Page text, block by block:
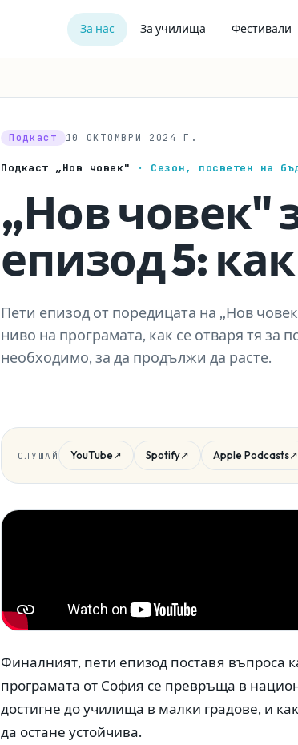
За нас За училища Фестивали
Подкаст 10 ОКТОМВРИ 2024 Г.
Подкаст „Нов човек" · Сезон, посветен на
„Нов човек"
епизод 5:
Пети епизод от поредицата на „Нов
ниво на програмата, как се отваря тя за
необходимо, за да продължи да расте.
СЛУШАЙ YouTube↗ Spotify↗ Apple Podcasts↗
Финалният, пети епизод поставя въпроса
програмата от София се превръща в
достигне до училища в малки градове, и
да остане устойчива.